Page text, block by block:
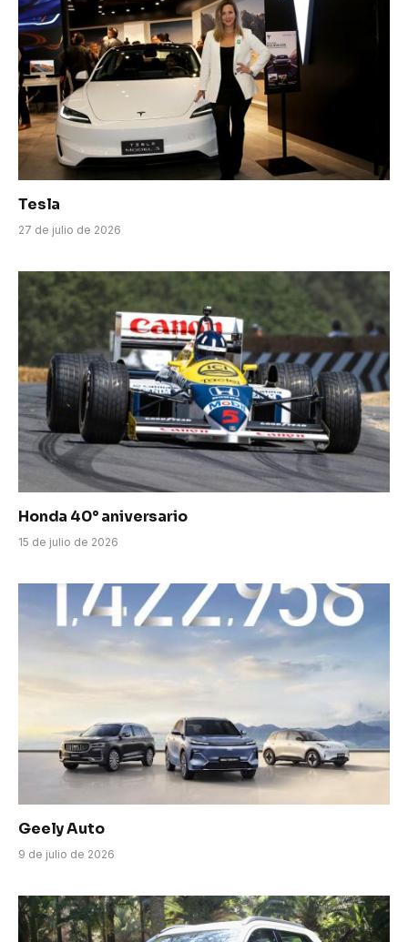
Tesla
27 de julio de 2026
Honda 40° aniversario
15 de julio de 2026
Geely Auto
9 de julio de 2026